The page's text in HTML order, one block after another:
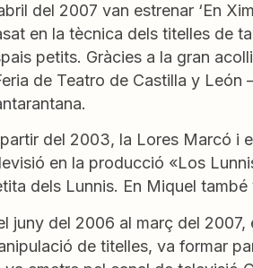
del 2007 van estrenar ‘En
en la tècnica dels titelles de
petits. Gràcies a la gran
de Teatro de Castilla y
del 2003, la Lores Marcó i
en la producció «Los
dels Lunnis. En Miquel
juny del 2006 al març del
de titelles, va formar